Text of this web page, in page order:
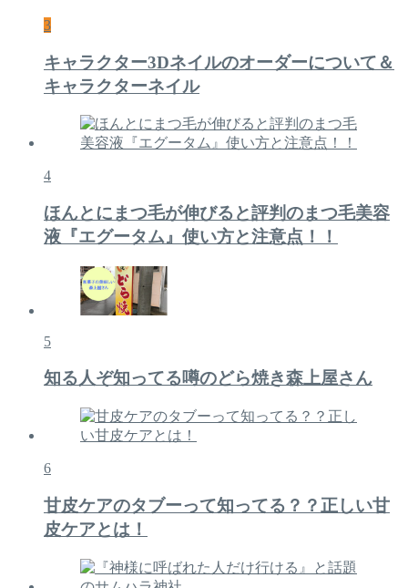
3
キャラクター3Dネイルのオーダーについて＆
キャラクターネイル
4
ほんとにまつ毛が伸びると評判のまつ毛美容
液『エグータム』使い方と注意点！！
5
知る人ぞ知ってる噂のどら焼き森上屋さん
6
甘皮ケアのタブーって知ってる？？正しい甘
皮ケアとは！